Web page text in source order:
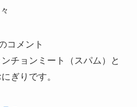
コメント
チョンミート（スパム）と
ぎりです。